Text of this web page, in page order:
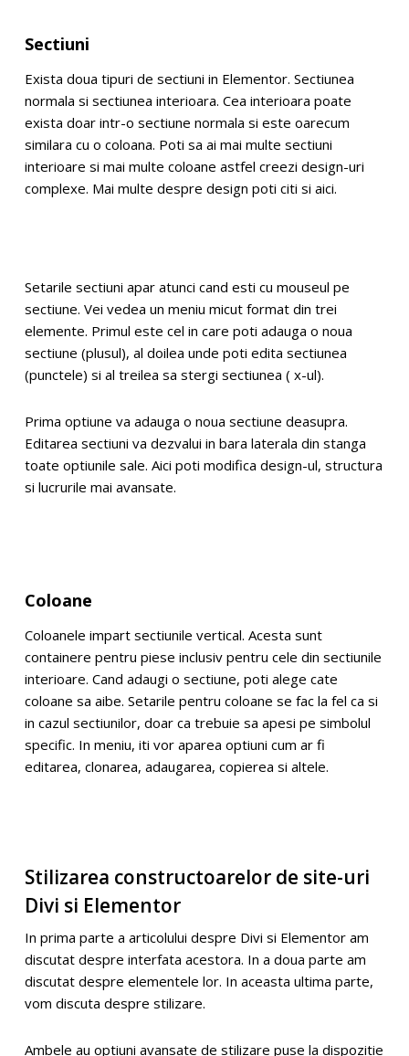
Sectiuni
Exista doua tipuri de sectiuni in Elementor. Sectiunea
normala si sectiunea interioara. Cea interioara poate
exista doar intr-o sectiune normala si este oarecum
similara cu o coloana. Poti sa ai mai multe sectiuni
interioare si mai multe coloane astfel creezi design-uri
complexe. Mai multe despre design poti citi si aici.
Setarile sectiuni apar atunci cand esti cu mouseul pe
sectiune. Vei vedea un meniu micut format din trei
elemente. Primul este cel in care poti adauga o noua
sectiune (plusul), al doilea unde poti edita sectiunea
(punctele) si al treilea sa stergi sectiunea ( x-ul).
Prima optiune va adauga o noua sectiune deasupra.
Editarea sectiuni va dezvalui in bara laterala din stanga
toate optiunile sale. Aici poti modifica design-ul, structura
si lucrurile mai avansate.
Coloane
Coloanele impart sectiunile vertical. Acesta sunt
containere pentru piese inclusiv pentru cele din sectiunile
interioare. Cand adaugi o sectiune, poti alege cate
coloane sa aibe. Setarile pentru coloane se fac la fel ca si
in cazul sectiunilor, doar ca trebuie sa apesi pe simbolul
specific. In meniu, iti vor aparea optiuni cum ar fi
editarea, clonarea, adaugarea, copierea si altele.
Stilizarea constructoarelor de site-uri
Divi si Elementor
In prima parte a articolului despre Divi si Elementor am
discutat despre interfata acestora. In a doua parte am
discutat despre elementele lor. In aceasta ultima parte,
vom discuta despre stilizare.
Ambele au optiuni avansate de stilizare puse la dispozitie